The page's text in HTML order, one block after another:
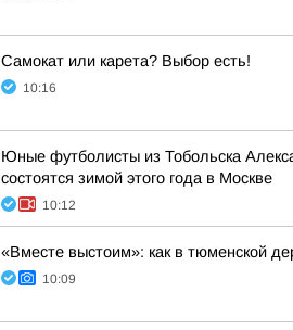
Самокат или карета? Выбор есть!
10:16
Юные футболисты из Тобольска
состоятся зимой этого года в Москве
10:12
«Вместе выстоим»: как в тюменской
10:09